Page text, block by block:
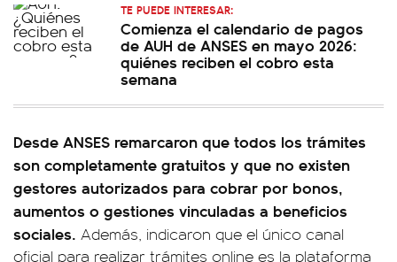
TE PUEDE INTERESAR:
Comienza el calendario de pagos
de AUH de ANSES en mayo 2026:
quiénes reciben el cobro esta
semana
Desde ANSES remarcaron que todos los trámites
son completamente gratuitos y que no existen
gestores autorizados para cobrar por bonos,
aumentos o gestiones vinculadas a beneficios
sociales. Además, indicaron que el único canal
oficial para realizar trámites online es la plataforma